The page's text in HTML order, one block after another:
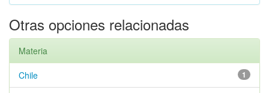
Otras opciones relacionadas
Materia
1
Chile